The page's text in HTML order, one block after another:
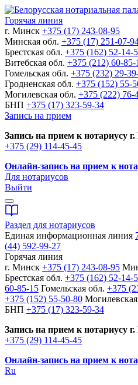
Горячая линия
г. Минск +375 (17) 243-08-95
Минская обл. +375 (17) 251-07-
Брестская обл. +375 (162) 52-14-
Витебская обл. +375 (212) 60-85-
Гомельская обл. +375 (232) 29-
Гродненская обл. +375 (152) 55-
Могилевская обл. +375 (222) 76-
БНП +375 (17) 323-59-34
Запись на прием
Запись на прием к нотариусу
+375 (29) 114-45-45
Онлайн-запись на прием к
Для нотариусов
Выйти
Раздел для нотариусов
Единая информационная линия
(44) 592-99-27
Горячая линия
г. Минск +375 (17) 243-08-95
Брестская обл. +375 (162) 52-14-
60-85-15 Гомельская обл. +375
+375 (152) 55-50-80
БНП +375 (17) 323-59-34
Запись на прием к нотариусу
+375 (29) 114-45-45
Онлайн-запись на прием к
Ru